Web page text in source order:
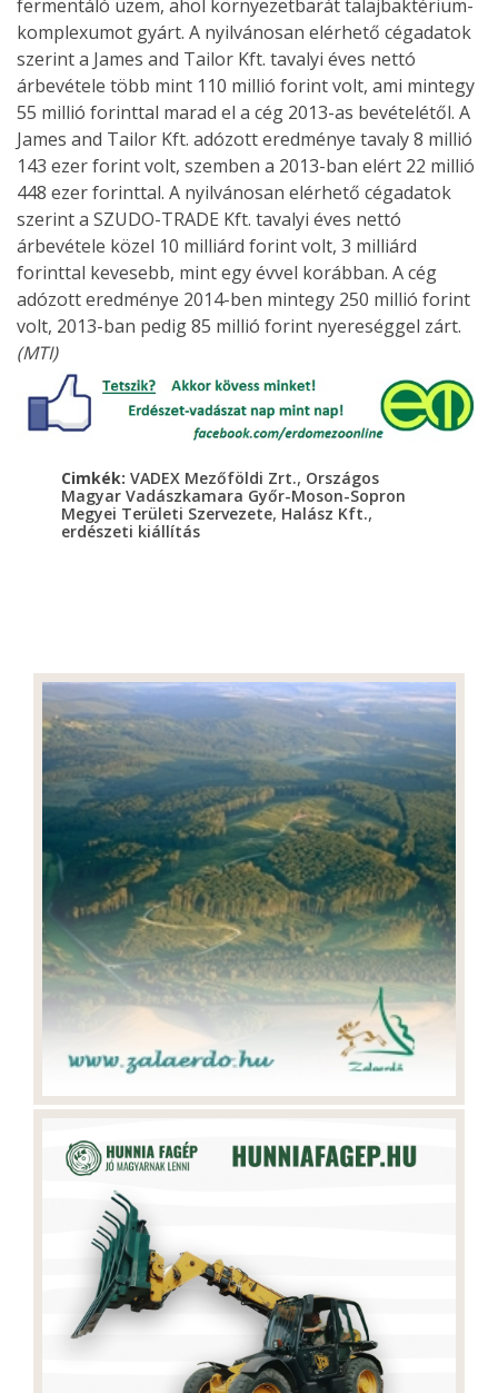
fermentáló üzem, ahol környezetbarát talajbaktérium-
komplexumot gyárt. A nyilvánosan elérhető cégadatok
szerint a James and Tailor Kft. tavalyi éves nettó
árbevétele több mint 110 millió forint volt, ami mintegy
55 millió forinttal marad el a cég 2013-as bevételétől. A
James and Tailor Kft. adózott eredménye tavaly 8 millió
143 ezer forint volt, szemben a 2013-ban elért 22 millió
448 ezer forinttal. A nyilvánosan elérhető cégadatok
szerint a SZUDO-TRADE Kft. tavalyi éves nettó
árbevétele közel 10 milliárd forint volt, 3 milliárd
forinttal kevesebb, mint egy évvel korábban. A cég
adózott eredménye 2014-ben mintegy 250 millió forint
volt, 2013-ban pedig 85 millió forint nyereséggel zárt.
(MTI)
Cimkék: VADEX Mezőföldi Zrt., Országos
Magyar Vadászkamara Győr-Moson-Sopron
Megyei Területi Szervezete, Halász Kft.,
erdészeti kiállítás